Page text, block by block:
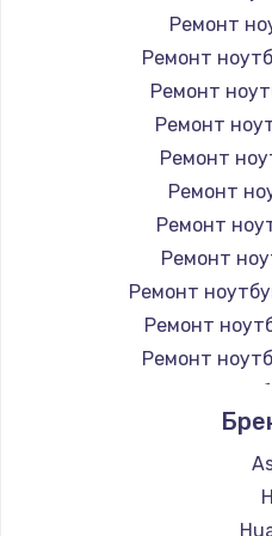
Ремонт
Ремонт
Ремонт
Ремонт
Ремонт
Ремонт
Ремонт
Ремонт
Ремонт
Ремонт
Ремонт
Ремонт
Ремонт
Ремонт
Ремонт
Ремонт